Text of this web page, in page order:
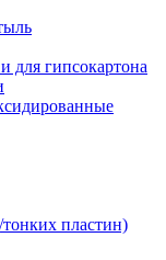
гипсокартона
пластин)